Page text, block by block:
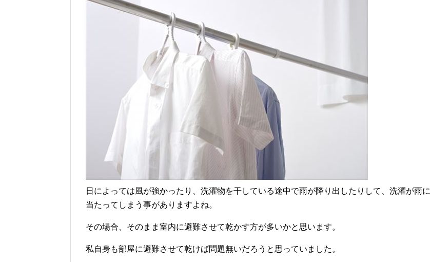
日によっては風が強かったり、洗濯物を干している途中で雨が降り出したりして、洗濯が雨に
当たってしまう事がありますよね。
その場合、そのまま室内に避難させて乾かす方が多いかと思います。
私自身も部屋に避難させて乾けば問題無いだろうと思っていました。